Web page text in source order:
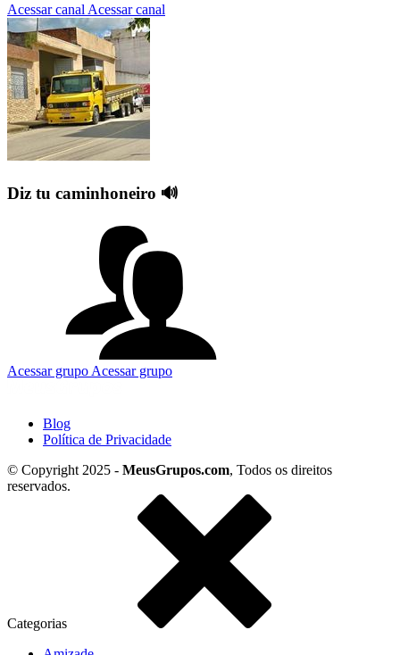
Acessar canal Acessar canal
Diz tu caminhoneiro 🔊
Acessar grupo Acessar grupo
Blog
Política de Privacidade
© Copyright 2025 - MeusGrupos.com, Todos os direitos
reservados.
Categorias